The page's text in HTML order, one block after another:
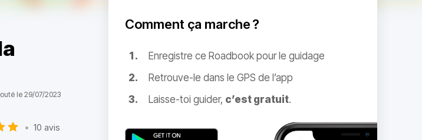
le 29/07/2023
• 10 avis
Comment ça marche ?
Enregistre ce Roadbook pour le guidage
Retrouve-le dans le GPS de l’app
Laisse-toi guider, c’est gratuit.